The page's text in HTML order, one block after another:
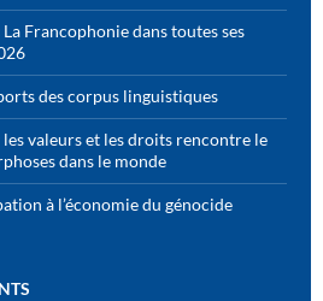
Francophonie dans toutes ses
des corpus linguistiques
les valeurs et les droits rencontre le
dans le monde
à l’économie du génocide